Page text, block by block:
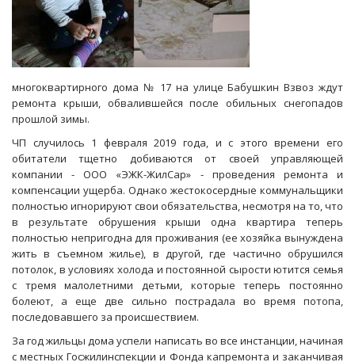
многоквартирного дома № 17 на улице Бабушкин Взвоз ждут
ремонта крыши, обвалившейся после обильных снегопадов
прошлой зимы.
ЧП случилось 1 февраля 2019 года, и с этого времени его
обитатели тщетно добиваются от своей управляющей
компании - ООО «ЭЖК-ЖилСар» - проведения ремонта и
компенсации ущерба. Однако жестокосердные коммунальщики
полностью игнорируют свои обязательства, несмотря на то, что
в результате обрушения крыши одна квартира теперь
полностью непригодна для проживания (ее хозяйка вынуждена
жить в съемном жилье), в другой, где частично обрушился
потолок, в условиях холода и постоянной сырости ютится семья
с тремя малолетними детьми, которые теперь постоянно
болеют, а еще две сильно пострадала во время потопа,
последовавшего за происшествием.
За год жильцы дома успели написать во все инстанции, начиная
с местных Госжилинспекции и Фонда капремонта и заканчивая